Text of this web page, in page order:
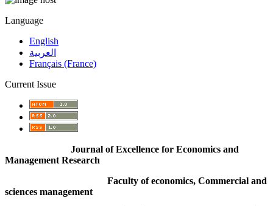
Language
English
العربية
Français (France)
Current Issue
Journal of Excellence for Economics and
Management Research
Faculty of economics, Commercial and
sciences management